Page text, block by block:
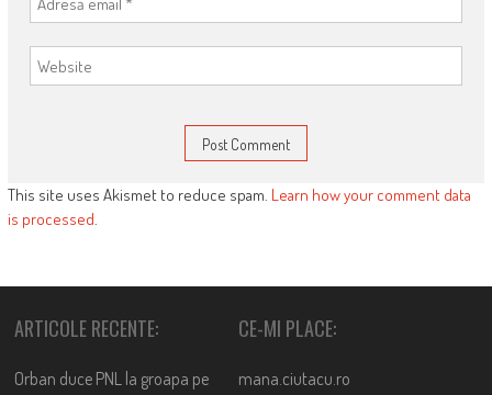
This site uses Akismet to reduce spam. Learn how your comment data
is processed.
ARTICOLE RECENTE:
Orban duce PNL la groapa pe
CE-MI PLACE:
mana.ciutacu.ro